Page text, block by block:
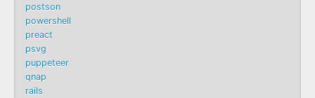
postson
powershell
preact
psvg
puppeteer
qnap
rails